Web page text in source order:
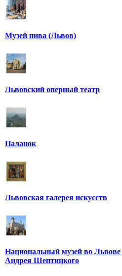
Музей пива (Львов)
Львовский оперный театр
Паланок
Львовская галерея искусств
Национальный музей во
Андрея Шептицкого